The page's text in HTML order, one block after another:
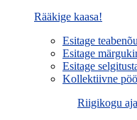
Rääkige kaasa!
Esitage
Esitage
Esitage
Kollektiivne
Riigikogu